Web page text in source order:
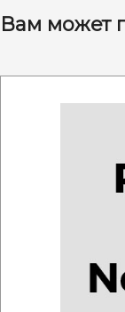
Вам может